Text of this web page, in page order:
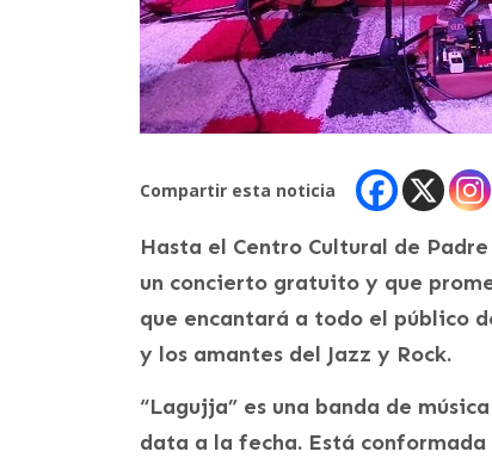
Compartir esta noticia
Hasta el Centro Cultural de
un concierto gratuito y que
que encantará a todo el público
y los amantes del Jazz y Rock.
“Lagujja” es una banda de
data a la fecha. Está